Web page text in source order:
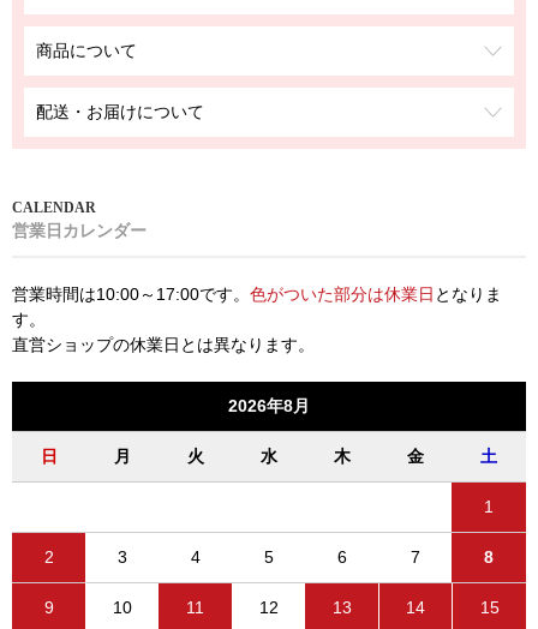
商品について
配送・お届けについて
営業日カレンダー
営業時間は10:00～17:00です。 色がついた部分は休業日 となりま
す。
直営ショップの休業日とは異なります。
2026年8月
日 月 火 水 木 金 土
1
2 3 4 5 6 7 8
9 10 11 12 13 14 15